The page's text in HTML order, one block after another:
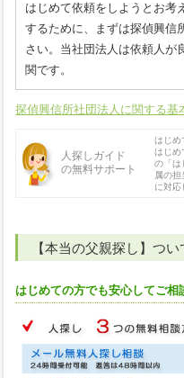
はじめて依頼をしようとお考
するために、まずは探偵興信
さい。当社団法人は依頼人が
関です。
探偵興信所社団法人に関する基
人探しガイド
の無料サポート
はじめ
はじめ
の「は
属の担
に対応
【本当の父親探し】つ
はじめての方でも安心してご相